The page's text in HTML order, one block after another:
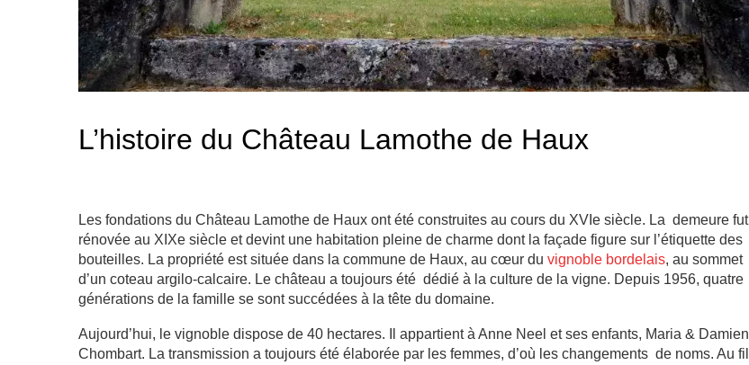
L’histoire du Château Lamothe de Haux
Les fondations du Château Lamothe de Haux ont été construites au cours du XVIe siècle. La demeure fut
rénovée au XIXe siècle et devint une habitation pleine de charme dont la façade figure sur l’étiquette des
bouteilles. La propriété est située dans la commune de Haux, au cœur du vignoble bordelais, au sommet
d’un coteau argilo-calcaire. Le château a toujours été dédié à la culture de la vigne. Depuis 1956, quatre
générations de la famille se sont succédées à la tête du domaine.
Aujourd’hui, le vignoble dispose de 40 hectares. Il appartient à Anne Neel et ses enfants, Maria & Damien
Chombart. La transmission a toujours été élaborée par les femmes, d’où les changements de noms. Au fil